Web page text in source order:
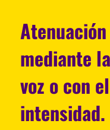
mediante
voz o con
intensidad.